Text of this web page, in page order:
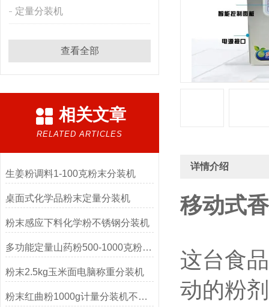
定量分装机
查看全部
相关文章
RELATED ARTICLES
生姜粉调料1-100克粉末分装机
桌面式化学品粉末定量分装机
粉末感应下料化学粉不锈钢分装机
多功能定量山药粉500-1000克粉末分装机
粉末2.5kg玉米面电脑称重分装机
粉末红曲粉1000g计量分装机不锈钢材质
详情介绍
移动式
这台食
动的粉